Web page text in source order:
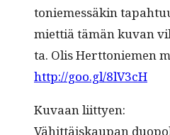
toniemessäkin
miet­tiä tämän kuvan
ta. Olis Hert­toniemen
http://goo.gl/8lV3cH
Kuvaan liit­tyen:
Vähit­täiskau­pan